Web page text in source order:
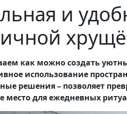
и
как можно создать
использование
решения – позволяет
место для ежедневных